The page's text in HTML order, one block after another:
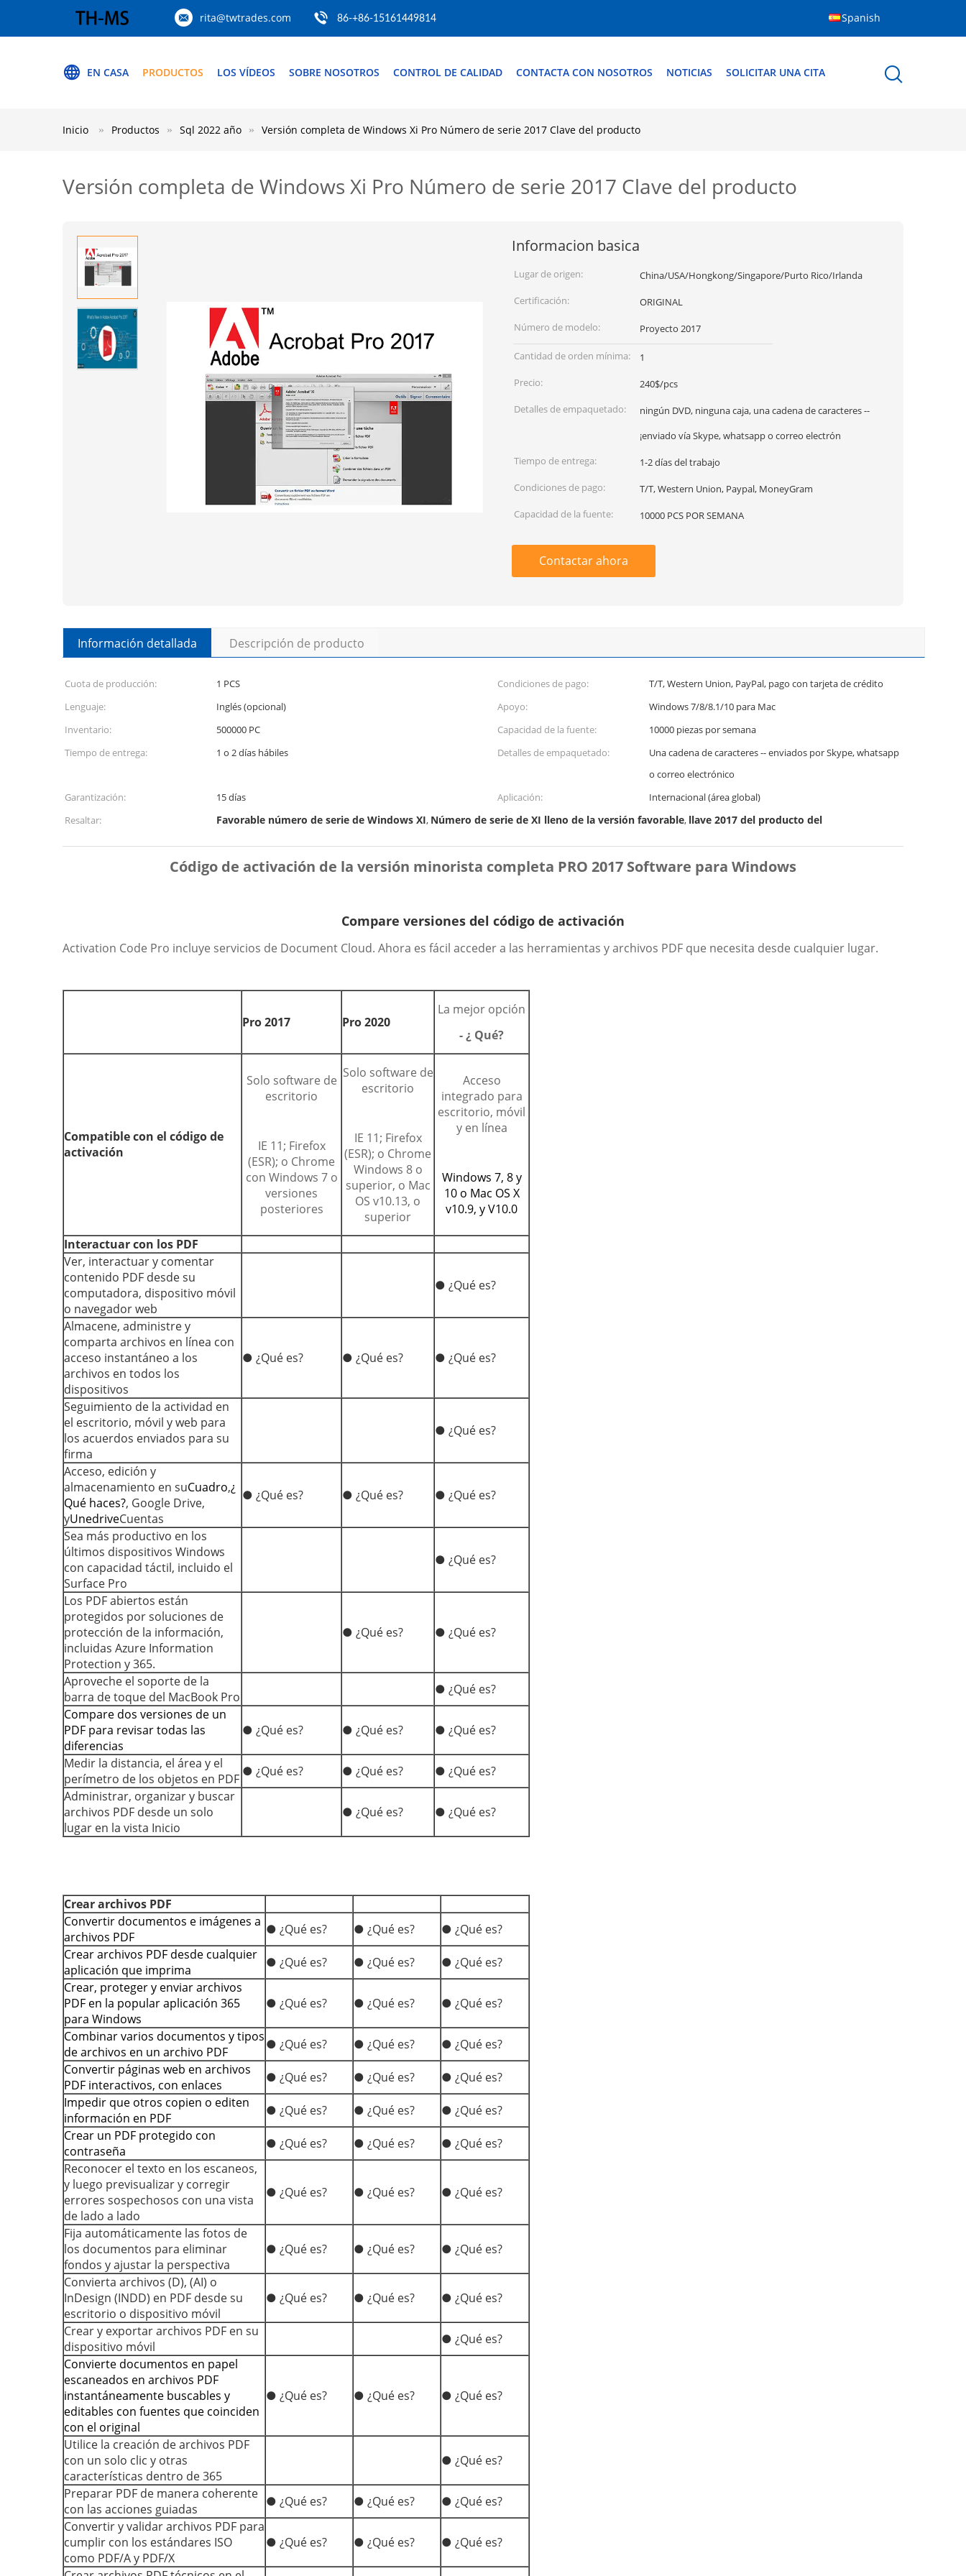
rita@twtrades.com 86-+86-15161449814 Spanish
EN CASA PRODUCTOS LOS VÍDEOS SOBRE NOSOTROS CONTROL DE CALIDAD CONTACTA CON NOSOTROS NOTICIAS SOLICITAR UNA CITA
Inicio Productos Sql 2022 año Versión completa de Windows Xi Pro Número de serie 2017 Clave del producto
Versión completa de Windows Xi Pro Número de serie 2017 Clave del producto
Informacion basica
Lugar de origen:
China/USA/Hongkong/Singapore/Purto Rico/Irlanda
Certificación:
ORIGINAL
Número de modelo:
Proyecto 2017
Cantidad de orden mínima:
1
Precio:
240$/pcs
Detalles de empaquetado:
ningún DVD, ninguna caja, una cadena de caracteres --
¡enviado vía Skype, whatsapp o correo electrón
Tiempo de entrega:
1-2 días del trabajo
Condiciones de pago:
T/T, Western Union, Paypal, MoneyGram
Capacidad de la fuente:
10000 PCS POR SEMANA
Contactar ahora
Información detallada Descripción de producto
Cuota de producción: 1 PCS Condiciones de pago:
T/T, Western Union, PayPal, pago con tarjeta de crédito
Lenguaje:
Inglés (opcional) Apoyo:
Windows 7/8/8.1/10 para Mac
Inventario:
500000 PC Capacidad de la fuente:
10000 piezas por semana
Tiempo de entrega:
1 o 2 días hábiles Detalles de empaquetado:
Una cadena de caracteres -- enviados por Skype, whatsapp
o correo electrónico
Garantización:
15 días Aplicación:
Internacional (área global)
Resaltar:
Favorable número de serie de Windows XI, Número de serie de XI lleno de la versión favorable, llave 2017 del producto del
Código de activación de la versión minorista completa PRO 2017 Software para Windows
Compare versiones del código de activación
Activation Code Pro incluye servicios de Document Cloud. Ahora es fácil acceder a las herramientas y archivos PDF que necesita desde cualquier lugar.
Pro 2017 Pro 2020
La mejor opción
- ¿ Qué?
Compatible con el código de
activación
Solo software de
escritorio
IE 11; Firefox
(ESR); o Chrome
con Windows 7 o
versiones
posteriores
Solo software de
escritorio
IE 11; Firefox
(ESR); o Chrome
Windows 8 o
superior, o Mac
OS v10.13, o
superior
Acceso
integrado para
escritorio, móvil
y en línea
Windows 7, 8 y
10 o Mac OS X
v10.9, y V10.0
Interactuar con los PDF
Ver, interactuar y comentar
contenido PDF desde su
computadora, dispositivo móvil
o navegador web
● ¿Qué es?
Almacene, administre y
comparta archivos en línea con
acceso instantáneo a los
archivos en todos los
dispositivos
● ¿Qué es? ● ¿Qué es? ● ¿Qué es?
Seguimiento de la actividad en
el escritorio, móvil y web para
los acuerdos enviados para su
firma
● ¿Qué es?
Acceso, edición y
almacenamiento en suCuadro,¿
Qué haces?, Google Drive,
yUnedriveCuentas
● ¿Qué es? ● ¿Qué es? ● ¿Qué es?
Sea más productivo en los
últimos dispositivos Windows
con capacidad táctil, incluido el
Surface Pro
● ¿Qué es?
Los PDF abiertos están
protegidos por soluciones de
protección de la información,
incluidas Azure Information
Protection y 365.
● ¿Qué es? ● ¿Qué es?
Aproveche el soporte de la
barra de toque del MacBook Pro
● ¿Qué es?
Compare dos versiones de un
PDF para revisar todas las
diferencias
● ¿Qué es? ● ¿Qué es? ● ¿Qué es?
Medir la distancia, el área y el
perímetro de los objetos en PDF ● ¿Qué es? ● ¿Qué es?
● ¿Qué es?
Administrar, organizar y buscar
archivos PDF desde un solo
lugar en la vista Inicio
● ¿Qué es? ● ¿Qué es?
Crear archivos PDF
Convertir documentos e imágenes a
archivos PDF
● ¿Qué es? ● ¿Qué es?
● ¿Qué es?
Crear archivos PDF desde cualquier
aplicación que imprima
● ¿Qué es? ● ¿Qué es?
● ¿Qué es?
Crear, proteger y enviar archivos
PDF en la popular aplicación 365
para Windows
● ¿Qué es? ● ¿Qué es? ● ¿Qué es?
Combinar varios documentos y tipos
de archivos en un archivo PDF
● ¿Qué es? ● ¿Qué es?
● ¿Qué es?
Convertir páginas web en archivos
PDF interactivos, con enlaces
● ¿Qué es? ● ¿Qué es?
● ¿Qué es?
Impedir que otros copien o editen
información en PDF
● ¿Qué es? ● ¿Qué es?
● ¿Qué es?
Crear un PDF protegido con
contraseña
● ¿Qué es? ● ¿Qué es?
● ¿Qué es?
Reconocer el texto en los escaneos,
y luego previsualizar y corregir
errores sospechosos con una vista
de lado a lado
● ¿Qué es? ● ¿Qué es? ● ¿Qué es?
Fija automáticamente las fotos de
los documentos para eliminar
fondos y ajustar la perspectiva
● ¿Qué es? ● ¿Qué es? ● ¿Qué es?
Convierta archivos (D), (AI) o
InDesign (INDD) en PDF desde su
escritorio o dispositivo móvil
● ¿Qué es? ● ¿Qué es? ● ¿Qué es?
Crear y exportar archivos PDF en su
dispositivo móvil
● ¿Qué es?
Convierte documentos en papel
escaneados en archivos PDF
instantáneamente buscables y
editables con fuentes que coinciden
con el original
● ¿Qué es? ● ¿Qué es? ● ¿Qué es?
Utilice la creación de archivos PDF
con un solo clic y otras
características dentro de 365
● ¿Qué es?
Preparar PDF de manera coherente
con las acciones guiadas
● ¿Qué es? ● ¿Qué es?
● ¿Qué es?
Convertir y validar archivos PDF para
cumplir con los estándares ISO
como PDF/A y PDF/X
● ¿Qué es? ● ¿Qué es? ● ¿Qué es?